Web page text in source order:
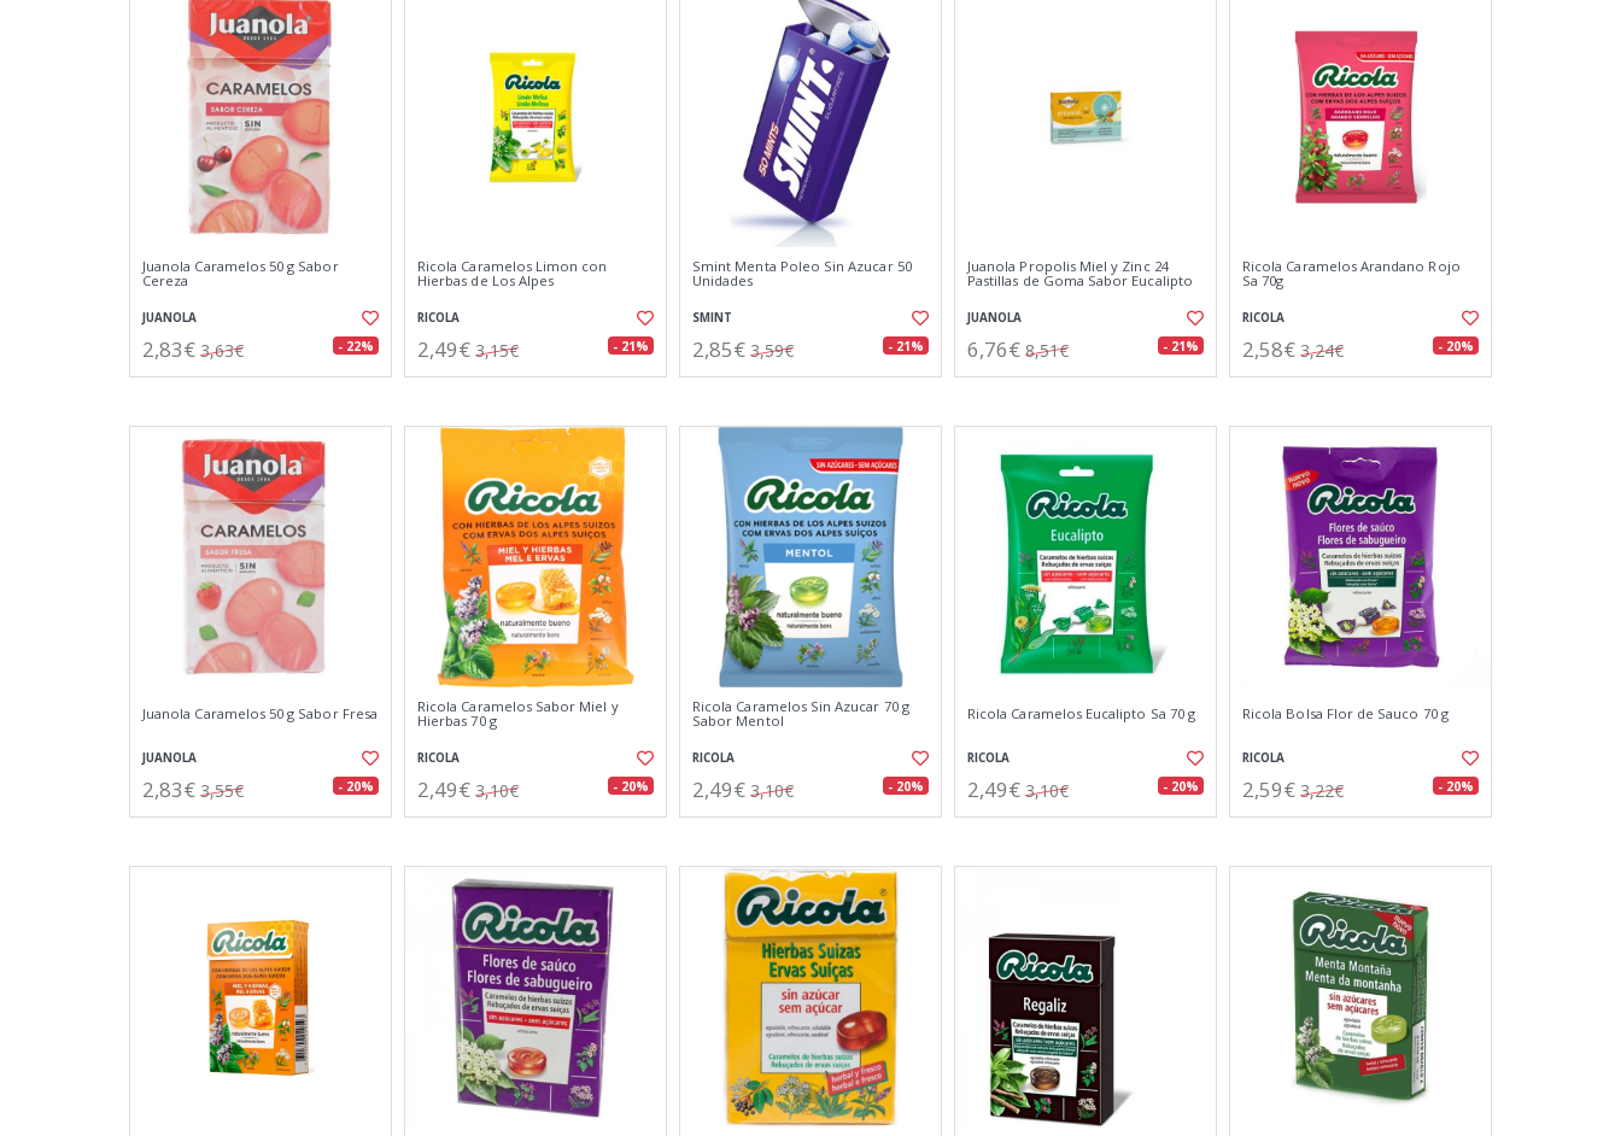
Juanola Caramelos 50 g Sabor
Cereza
JUANOLA
2,83€ 3,63€ - 22%
Ricola Caramelos Limon con
Hierbas de Los Alpes
RICOLA
2,49€ 3,15€ - 21%
Smint Menta Poleo Sin Azucar 50
Unidades
SMINT
2,85€ 3,59€ - 21%
Juanola Propolis Miel y Zinc 24
Pastillas de Goma Sabor Eucalipto
JUANOLA
6,76€ 8,51€ - 21%
Ricola Caramelos Arandano Rojo
Sa 70g
RICOLA
2,58€ 3,24€ - 20%
Juanola Caramelos 50 g Sabor Fresa
JUANOLA
2,83€ 3,55€ - 20%
Ricola Caramelos Sabor Miel y
Hierbas 70 g
RICOLA
2,49€ 3,10€ - 20%
Ricola Caramelos Sin Azucar 70 g
Sabor Mentol
RICOLA
2,49€ 3,10€ - 20%
Ricola Caramelos Eucalipto Sa 70 g
RICOLA
2,49€ 3,10€ - 20%
Ricola Bolsa Flor de Sauco 70 g
RICOLA
2,59€ 3,22€ - 20%